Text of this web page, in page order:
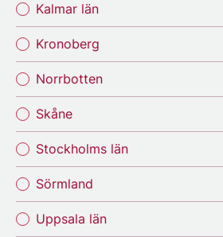
Kalmar län
Kronoberg
Norrbotten
Skåne
Stockholms län
Sörmland
Uppsala län